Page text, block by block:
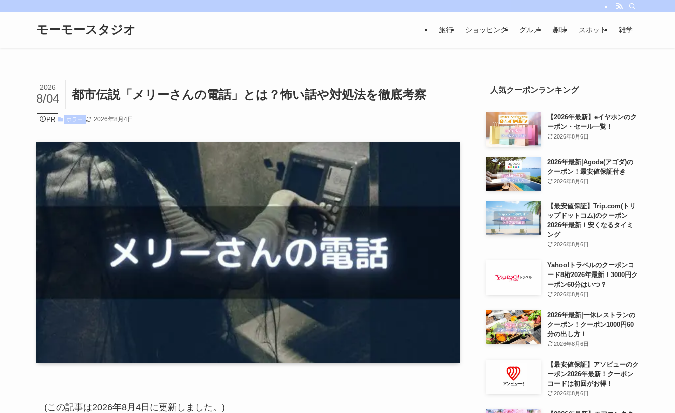
モーモースタジオ 旅行 ショッピング グルメ 趣味 スポット 雑学
都市伝説「メリーさんの電話」とは？怖い話や対処法を徹底考察
2026
8/04
PR ホラー 2026年8月4日
(この記事は2026年8月4日に更新しました。)
人気クーポンランキング
【2026年最新】eイヤホンのク
ーポン・セール一覧！
2026年8月6日
2026年最新|Agoda(アゴダ)の
クーポン！最安値保証付き
2026年8月6日
【最安値保証】Trip.com(トリ
ップドットコム)のクーポン
2026年最新！安くなるタイミ
ング
2026年8月6日
Yahoo!トラベルのクーポンコ
ード8桁2026年最新！3000円ク
ーポン60分はいつ？
2026年8月6日
2026年最新|一休レストランの
クーポン！クーポン1000円60
分の出し方！
2026年8月6日
【最安値保証】アソビューのク
ーポン2026年最新！クーポン
コードは初回がお得！
2026年8月6日